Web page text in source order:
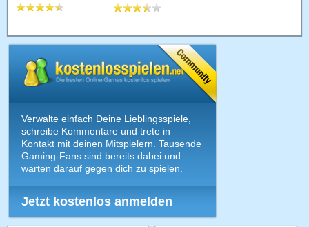
Verwalte einfach Deine Lieblingsspiele,
schreibe Kommentare und trete in
Kontakt mit deinen Mitspielern. Tausende
Gaming-Fans sind bereits dabei und
warten darauf gegen dich zu spielen.
Jetzt kostenlos anmelden